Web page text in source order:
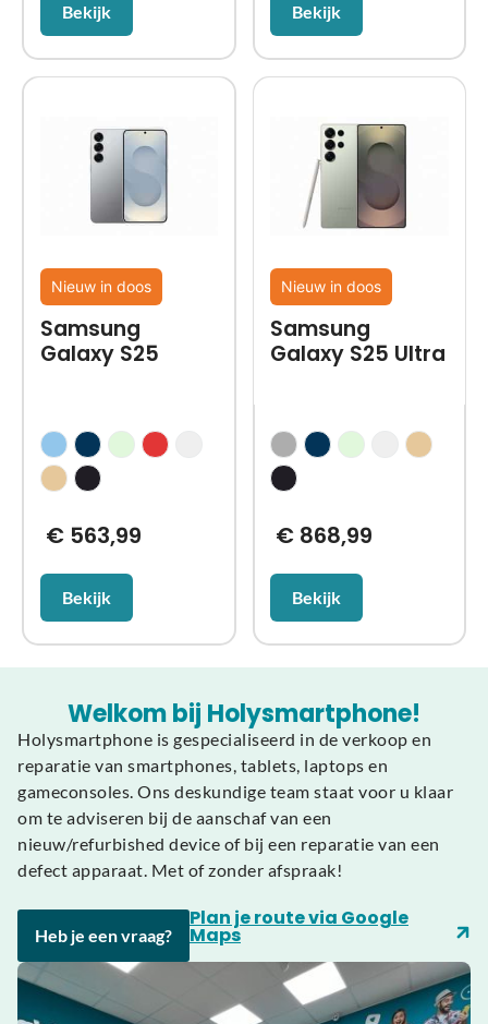
Bekijk Bekijk
Nieuw in doos
Samsung
Galaxy S25
€563,99
Bekijk
Nieuw in doos
Samsung
Galaxy S25 Ultra
€ 868,99
Bekijk
Welkom bij Holysmartphone!
Holysmartphone is gespecialiseerd in de verkoop en
reparatie van smartphones, tablets, laptops en
gameconsoles. Ons deskundige team staat voor u klaar
om te adviseren bij de aanschaf van een
nieuw/refurbished device of bij een reparatie van een
defect apparaat. Met of zonder afspraak!
Heb je een vraag?
Plan je route via Google
Maps